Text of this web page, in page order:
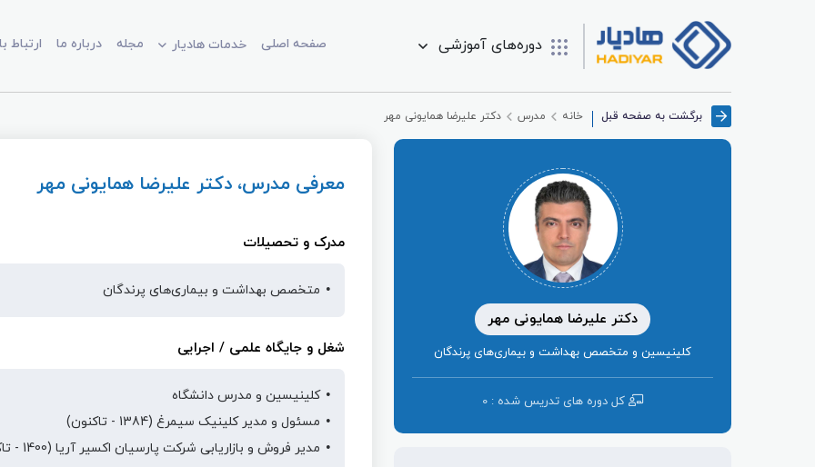
دوره‌های آموزشی صفحه اصلی خدمات هادیار مجله درباره ما ارتباط
برگشت به صفحه قبل خانه مدرس دکتر علیرضا همایونی مهر
دکتر علیرضا همایونی مهر
کلینیسین و متخصص بهداشت و بیماری‌های پرندگان
کل دوره ‌های تدریس شده : 0
معرفی مدرس، دکتر علیرضا همایونی مهر
مدرک و تحصیلات
متخصص بهداشت و بیماری‌های پرندگان
شغل و جایگاه علمی / اجرایی
کلینیسین و مدرس دانشگاه
مسئول و مدير کلينيک سيمرغ (1384 - تاکنون)
مدير فروش و بازاريابی شرکت پارسيان اکسير آريا (1400 - تاکنون)